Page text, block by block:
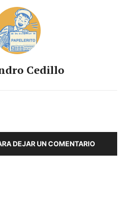
Cedillo
DEJAR UN COMENTARIO